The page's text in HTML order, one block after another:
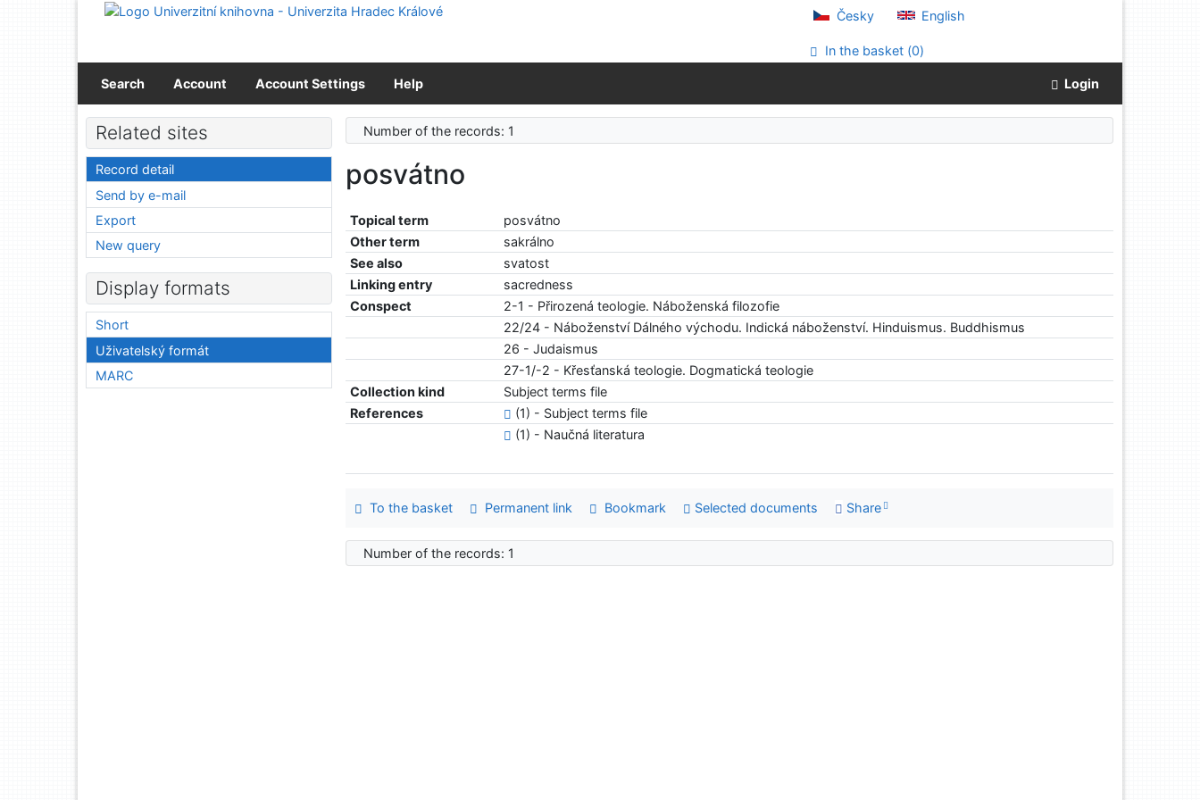
Go to content
Česky English
In the basket (0)
Search Account Account Settings Help Login
Number of the records: 1
posvátno
Topical term
posvátno
Other term
sakrálno
See also
svatost
Linking entry
sacredness
Conspect
2-1 - Přirozená teologie. Náboženská filozofie
22/24 - Náboženství Dálného východu. Indická náboženství. Hinduismus. Buddhismus
26 - Judaismus
27-1/-2 - Křesťanská teologie. Dogmatická teologie
Collection kind
Subject terms file
References
(1) - Subject terms file
(1) - Naučná literatura
To the basket Permanent link Bookmark Selected documents Share
Number of the records: 1
Related sites
Record detail
Send by e-mail
Export
New query
Display formats
Short
Uživatelský formát
MARC